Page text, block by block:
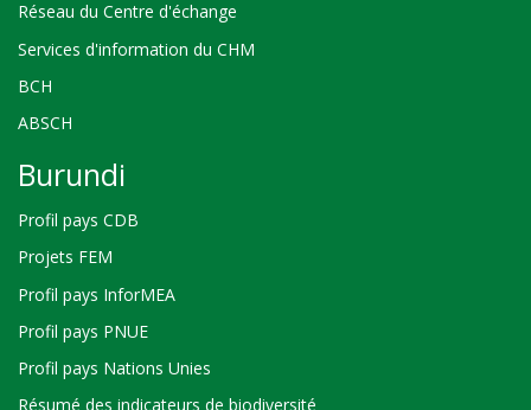
Réseau du Centre d'échange
Services d'information du CHM
BCH
ABSCH
Burundi
Profil pays CDB
Projets FEM
Profil pays InforMEA
Profil pays PNUE
Profil pays Nations Unies
Résumé des indicateurs de biodiversité